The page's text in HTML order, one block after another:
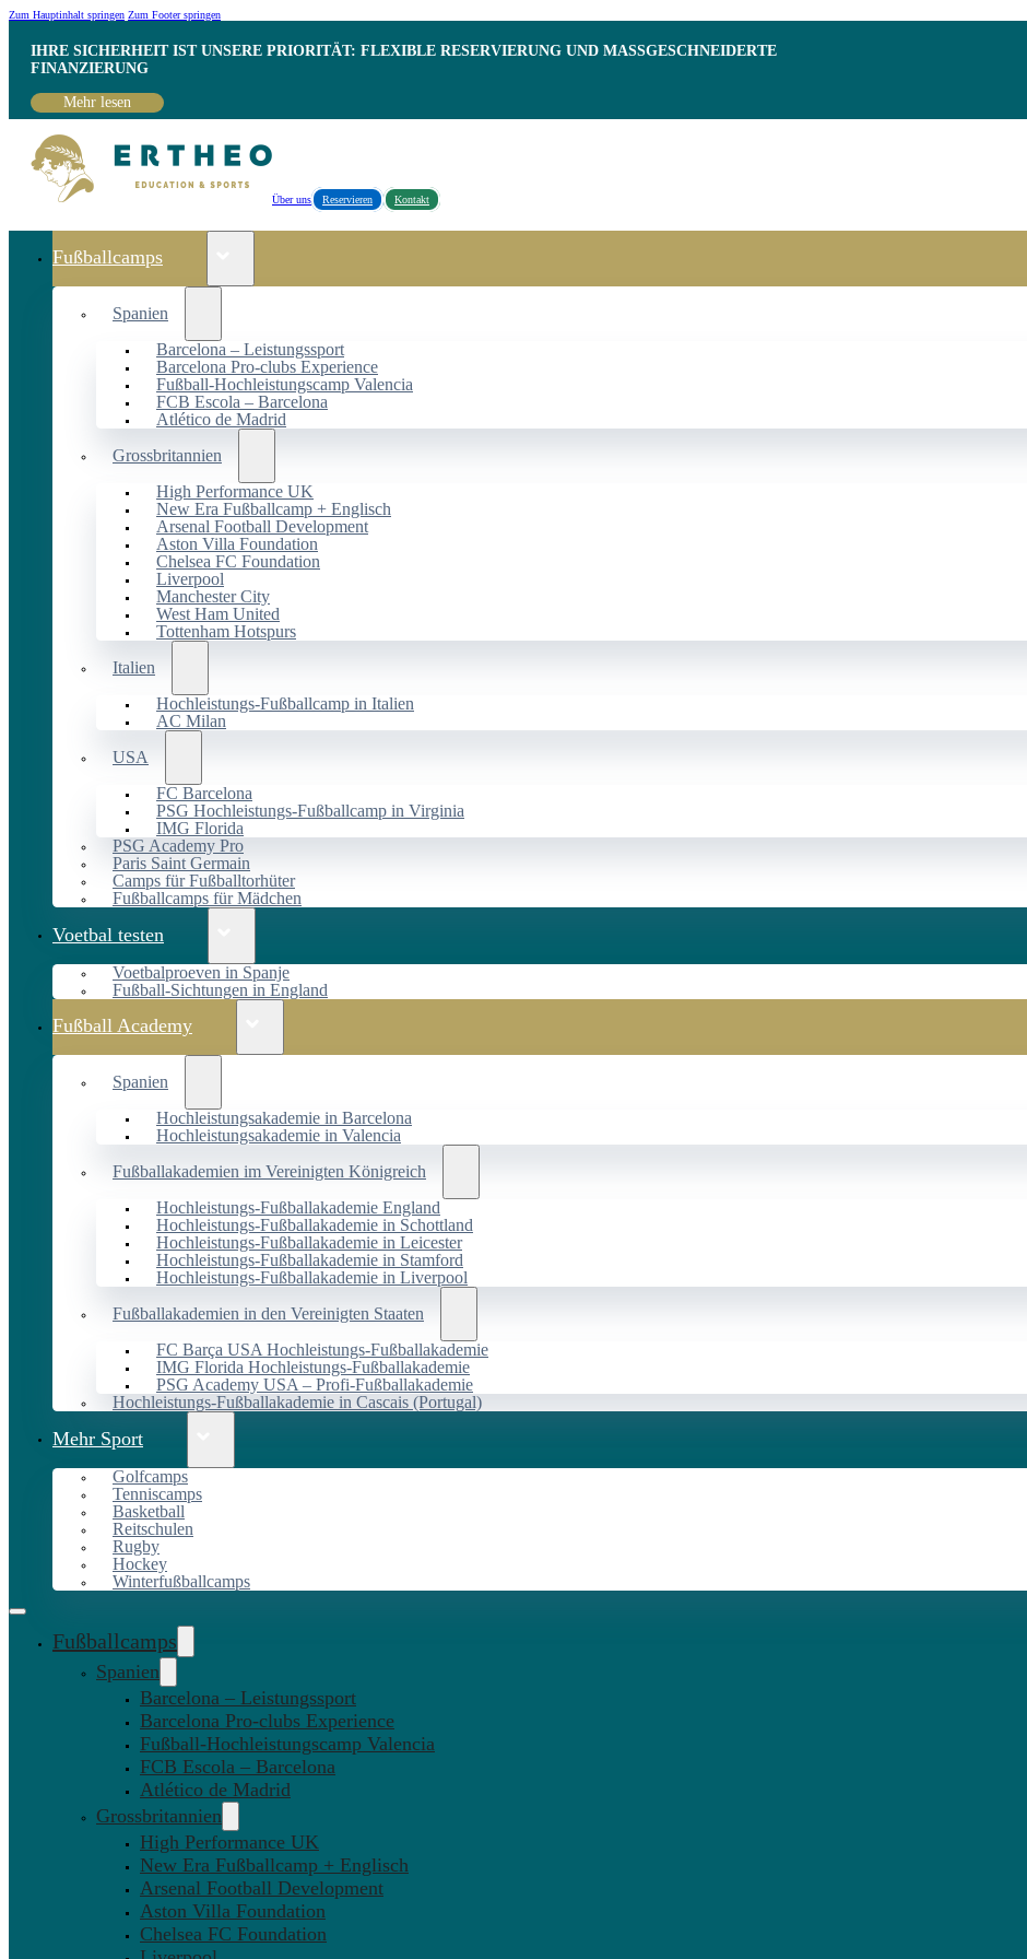
Zum Hauptinhalt springen Zum Footer springen
IHRE SICHERHEIT IST UNSERE PRIORITÄT: FLEXIBLE RESERVIERUNG UND MASSGESCHNEIDERTE F
INANZIERUNG
Mehr lesen
Über uns Reservieren Kontakt
Fußballcamps
Spanien
Barcelona – Leistungssport
Barcelona Pro-clubs Experience
Fußball-Hochleistungscamp Valencia
FCB Escola – Barcelona
Atlético de Madrid
Grossbritannien
High Performance UK
New Era Fußballcamp + Englisch
Arsenal Football Development
Aston Villa Foundation
Chelsea FC Foundation
Liverpool
Manchester City
West Ham United
Tottenham Hotspurs
Italien
Hochleistungs-Fußballcamp in Italien
AC Milan
USA
FC Barcelona
PSG Hochleistungs-Fußballcamp in Virginia
IMG Florida
PSG Academy Pro
Paris Saint Germain
Camps für Fußballtorhüter
Fußballcamps für Mädchen
Voetbal testen
Voetbalproeven in Spanje
Fußball-Sichtungen in England
Fußball Academy
Spanien
Hochleistungsakademie in Barcelona
Hochleistungsakademie in Valencia
Fußballakademien im Vereinigten Königreich
Hochleistungs-Fußballakademie England
Hochleistungs-Fußballakademie in Schottland
Hochleistungs-Fußballakademie in Leicester
Hochleistungs-Fußballakademie in Stamford
Hochleistungs-Fußballakademie in Liverpool
Fußballakademien in den Vereinigten Staaten
FC Barça USA Hochleistungs-Fußballakademie
IMG Florida Hochleistungs-Fußballakademie
PSG Academy USA – Profi-Fußballakademie
Hochleistungs-Fußballakademie in Cascais (Portugal)
Mehr Sport
Golfcamps
Tenniscamps
Basketball
Reitschulen
Rugby
Hockey
Winterfußballcamps
Fußballcamps
Spanien
Barcelona – Leistungssport
Barcelona Pro-clubs Experience
Fußball-Hochleistungscamp Valencia
FCB Escola – Barcelona
Atlético de Madrid
Grossbritannien
High Performance UK
New Era Fußballcamp + Englisch
Arsenal Football Development
Aston Villa Foundation
Chelsea FC Foundation